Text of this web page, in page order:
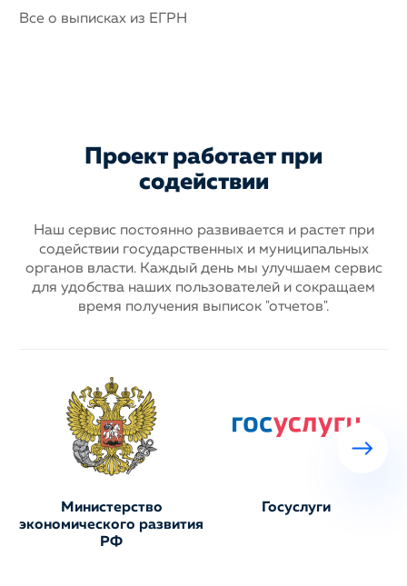
Все о выписках из ЕГРН
Проект работает при
содействии
Наш сервис постоянно развивается и растет при
содействии государственныхи муниципальных
органов власти. Каждый день мы улучшаем сервис
для удобства наших пользователей и сокращаем
время получения выписок "отчетов".
Министерство
экономического развития
РФ
Госуслуги